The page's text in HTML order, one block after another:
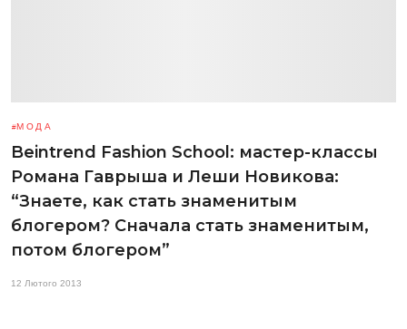
МОДА
Beintrend Fashion School: мастер-классы
Романа Гаврыша и Леши Новикова:
“Знаете, как стать знаменитым
блогером? Сначала стать знаменитым,
потом блогером”
12 Лютого 2013